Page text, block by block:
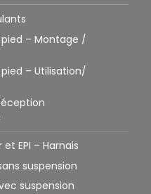
– Montage /
– Utilisation/
EPI – Harnais
suspension
suspension